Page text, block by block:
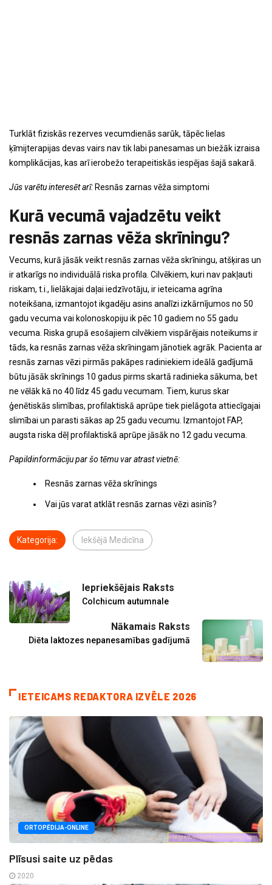
Turklāt fiziskās rezerves vecumdienās sarūk, tāpēc lielas
ķīmijterapijas devas vairs nav tik labi panesamas un biežāk izraisa
komplikācijas, kas arī ierobežo terapeitiskās iespējas šajā sakarā.
Jūs varētu interesēt arī: Resnās zarnas vēža simptomi
Kurā vecumā vajadzētu veikt
resnās zarnas vēža skrīningu?
Vecums, kurā jāsāk veikt resnās zarnas vēža skrīningu, atšķiras un
ir atkarīgs no individuālā riska profila. Cilvēkiem, kuri nav pakļauti
riskam, t.i., lielākajai daļai iedzīvotāju, ir ieteicama agrīna
noteikšana, izmantojot ikgadēju asins analīzi izkārnījumos no 50
gadu vecuma vai kolonoskopiju ik pēc 10 gadiem no 55 gadu
vecuma. Riska grupā esošajiem cilvēkiem vispārējais noteikums ir
tāds, ka resnās zarnas vēža skrīningam jānotiek agrāk. Pacienta ar
resnās zarnas vēzi pirmās pakāpes radiniekiem ideālā gadījumā
būtu jāsāk skrīnings 10 gadus pirms skartā radinieka sākuma, bet
ne vēlāk kā no 40 līdz 45 gadu vecumam. Tiem, kurus skar
ģenētiskās slimības, profilaktiskā aprūpe tiek pielāgota attiecīgajai
slimībai un parasti sākas ap 25 gadu vecumu. Izmantojot FAP,
augsta riska dēļ profilaktiskā aprūpe jāsāk no 12 gadu vecuma.
Papildinformāciju par šo tēmu var atrast vietnē:
Resnās zarnas vēža skrīnings
Vai jūs varat atklāt resnās zarnas vēzi asinīs?
Kategorija: Iekšējā Medicīna
Iepriekšējais Raksts
Colchicum autumnale
Nākamais Raksts
Diēta laktozes nepanesamības gadījumā
IETEICAMS REDAKTORA IZVĒLE 2026
ORTOPĒDIJA-ONLINE
Plīsusi saite uz pēdas
2020